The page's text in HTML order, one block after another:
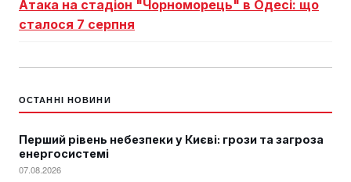
Атака на стадіон "Чорноморець" в Одесі: що
сталося 7 серпня
ОСТАННІ НОВИНИ
Перший рівень небезпеки у Києві: грози та загроза
енергосистемі
07.08.2026